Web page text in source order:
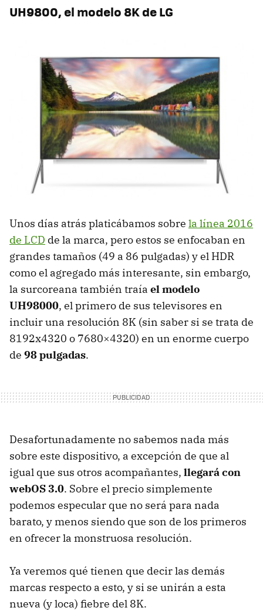
UH9800, el modelo 8K de LG
Unos días atrás platicábamos sobre la línea 2016
de LCD de la marca, pero estos se enfocaban en
grandes tamaños (49 a 86 pulgadas) y el HDR
como el agregado más interesante, sin embargo,
la surcoreana también traía el modelo
UH98000, el primero de sus televisores en
incluir una resolución 8K (sin saber si se trata de
8192x4320 o 7680×4320) en un enorme cuerpo
de 98 pulgadas.
Desafortunadamente no sabemos nada más
sobre este dispositivo, a excepción de que al
igual que sus otros acompañantes, llegará con
webOS 3.0. Sobre el precio simplemente
podemos especular que no será para nada
barato, y menos siendo que son de los primeros
en ofrecer la monstruosa resolución.
Ya veremos qué tienen que decir las demás
marcas respecto a esto, y si se unirán a esta
nueva (y loca) fiebre del 8K.